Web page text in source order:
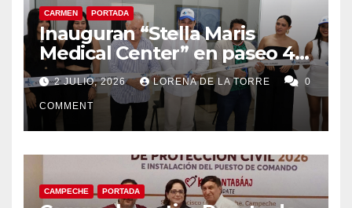
CARMEN PORTADA
Inauguran “Stella Maris
Medical Center” en paseo 4.5
en Ciudad del Carmen
2 JULIO, 2026 LORENA DE LA TORRE 0
COMMENT
CAMPECHE PORTADA